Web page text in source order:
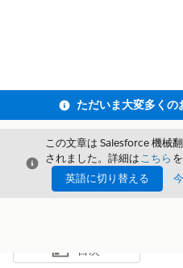
閉じる
この文章は Salesforce 機械
されました。詳細はこちら
英語に切り替える
目次を表示
目次